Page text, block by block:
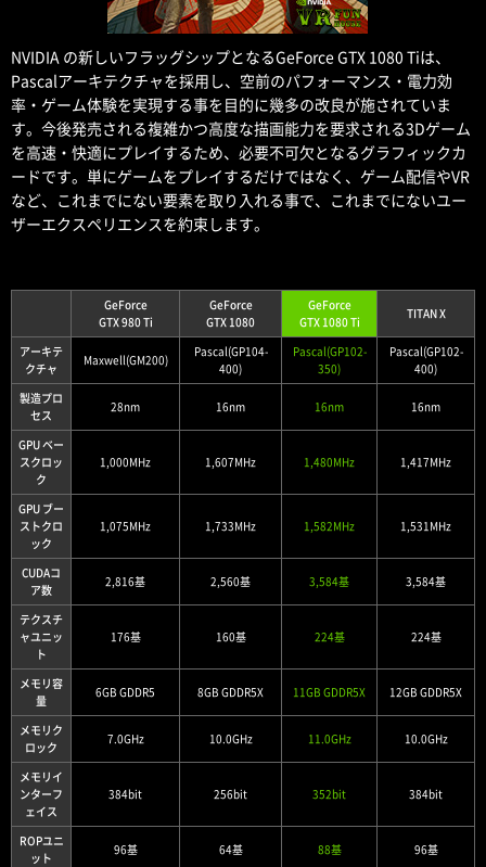
NVIDIA の新しいフラッグシップとなるGeForce GTX 1080 Tiは、
Pascalアーキテクチャを採用し、空前のパフォーマンス・電力効
率・ゲーム体験を実現する事を目的に幾多の改良が施されていま
す。今後発売される複雑かつ高度な描画能力を要求される3Dゲーム
を高速・快適にプレイするため、必要不可欠となるグラフィックカ
ードです。単にゲームをプレイするだけではなく、ゲーム配信やVR
など、これまでにない要素を取り入れる事で、これまでにないユー
ザーエクスペリエンスを約束します。
GeForce
GTX 980 Ti
GeForce
GTX 1080
GeForce
GTX 1080 Ti
TITAN X
アーキテ
クチャ
Maxwell(GM200)
Pascal(GP104-
400)
Pascal(GP102-
350)
Pascal(GP102-
400)
製造プロ
セス
28nm 16nm 16nm 16nm
GPU ベー
スクロッ
ク
1,000MHz 1,607MHz 1,480MHz 1,417MHz
GPU ブー
ストクロ
ック
1,075MHz 1,733MHz 1,582MHz 1,531MHz
CUDAコ
ア数
2,816基 2,560基 3,584基 3,584基
テクスチ
ャユニッ
ト
176基 160基 224基 224基
メモリ容
量
6GB GDDR5 8GB GDDR5X 11GB GDDR5X 12GB GDDR5X
メモリク
ロック
7.0GHz 10.0GHz 11.0GHz 10.0GHz
メモリイ
ンターフ
ェイス
384bit 256bit 352bit 384bit
ROPユニ
ット
96基 64基 88基 96基